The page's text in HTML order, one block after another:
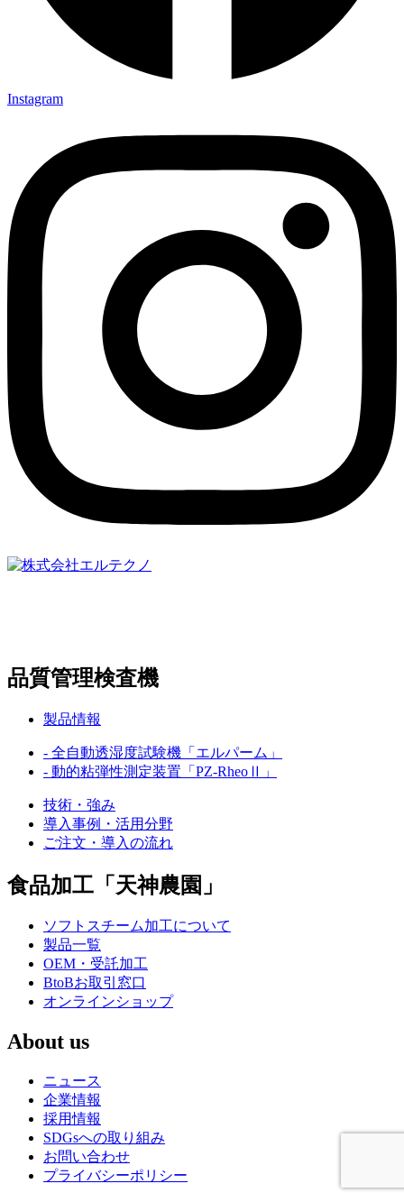
Instagram
品質管理検査機
製品情報
- 全自動透湿度試験機「エルパーム」
- 動的粘弾性測定装置「PZ-RheoⅡ」
技術・強み
導入事例・活用分野
ご注文・導入の流れ
食品加工「天神農園」
ソフトスチーム加工について
製品一覧
OEM・受託加工
BtoBお取引窓口
オンラインショップ
About us
ニュース
企業情報
採用情報
SDGsへの取り組み
お問い合わせ
プライバシーポリシー